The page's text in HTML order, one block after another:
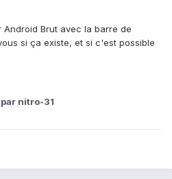
Brut avec la barre de
si ça existe, et si c'est possible
par nitro-31